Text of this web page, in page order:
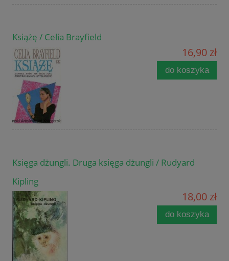
Książę / Celia Brayfield
16,90 zł
do koszyka
Księga dżungli. Druga księga dżungli / Rudyard
Kipling
18,00 zł
do koszyka